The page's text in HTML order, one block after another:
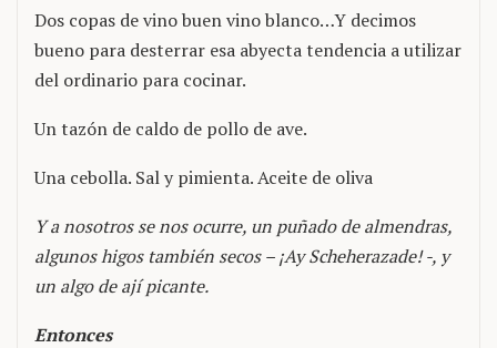
Dos copas de vino buen vino blanco…Y decimos
bueno para desterrar esa abyecta tendencia a utilizar
del ordinario para cocinar.
Un tazón de caldo de pollo de ave.
Una cebolla. Sal y pimienta. Aceite de oliva
Y a nosotros se nos ocurre, un puñado de almendras,
algunos higos también secos – ¡Ay Scheherazade! -, y
un algo de ají picante.
Entonces